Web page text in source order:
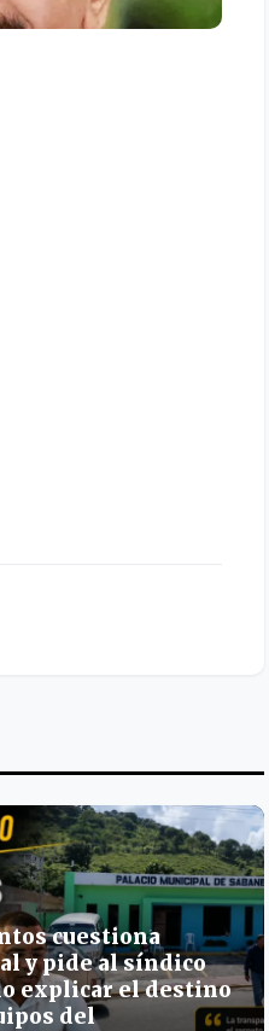
cuestiona
y pide al síndico
explicar el destino
del